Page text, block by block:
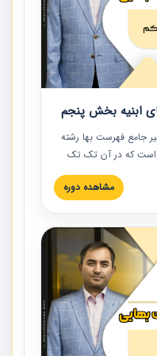
ابنیه بخش پنجم
جامع فهرست بها رشته
است که در آن تک تک
ارائه شده است. این
تصاویر عملیات
پروژه مهندسی
ارائه شده و به تمام
حال فعالیت هستند حتما
نمایند.
مشاهده دوره